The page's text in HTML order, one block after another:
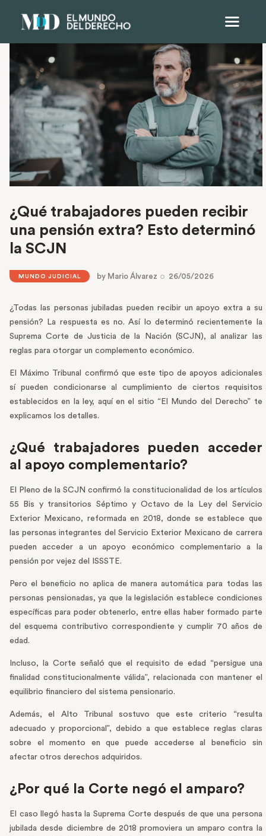
¿Qué trabajadores pueden recibir
una pensión extra? Esto determinó
la SCJN
MUNDO JUDICIAL by Mario Álvarez 26/05/2026
¿Todas las personas jubiladas pueden recibir un apoyo extra a su
pensión? La respuesta es no. Así lo determinó recientemente la
Suprema Corte de Justicia de la Nación (SCJN), al analizar las
reglas para otorgar un complemento económico.
El Máximo Tribunal confirmó que este tipo de apoyos adicionales
sí pueden condicionarse al cumplimiento de ciertos requisitos
establecidos en la ley, aquí en el sitio “El Mundo del Derecho” te
explicamos los detalles.
¿Qué trabajadores pueden acceder
al apoyo complementario?
El Pleno de la SCJN confirmó la constitucionalidad de los artículos
55 Bis y transitorios Séptimo y Octavo de la Ley del Servicio
Exterior Mexicano, reformada en 2018, donde se establece que
las personas integrantes del Servicio Exterior Mexicano de carrera
pueden acceder a un apoyo económico complementario a la
pensión por vejez del ISSSTE.
Pero el beneficio no aplica de manera automática para todas las
personas pensionadas, ya que la legislación establece condiciones
específicas para poder obtenerlo, entre ellas haber formado parte
del esquema contributivo correspondiente y cumplir 70 años de
edad.
Incluso, la Corte señaló que el requisito de edad “persigue una
finalidad constitucionalmente válida”, relacionada con mantener el
equilibrio financiero del sistema pensionario.
Además, el Alto Tribunal sostuvo que este criterio “resulta
adecuado y proporcional”, debido a que establece reglas claras
sobre el momento en que puede accederse al beneficio sin
afectar otros derechos adquiridos.
¿Por qué la Corte negó el amparo?
El caso llegó hasta la Suprema Corte después de que una persona
jubilada desde diciembre de 2018 promoviera un amparo contra la